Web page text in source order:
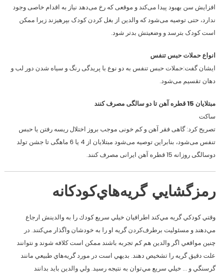
افزایش سن بهبود پیدا می‌کند و موقعی که رخ می‌دهد نیاز به اقدام خاصی وجود
ندارد، حتی توصیه می‌شود که والدین از بغل کردن کودک بپرهیزند زیرا ممکن
است کودک بترسد و وضعیتش بدتر شود.
انواع حملات حبس تنفس
ایشان گفت:‌حملات حبس تنفس به دو نوع با پریدگی رنگ و سیاه شدن دور لب و
دهان تقسیم می‌شود.
مبتلایان 15 قطره آهن تا دو سالگی مصرف کنند
ساکت
تصریح کرد:‌ گاهی فقر آهن و کم خونی موجب بروز اختلال ریسه رفتن یا حبس
تنفس می‌شود، بنابراین توصیه می‌شود مبتلایان از 4 یا 6 ماهگی تا جشن تولد
دوسالگی روزانه 15 قطره آهن ایرانی مصرف کنند.
رمزگشايي گريه‌هاي‌كودكانه
وقتي كودكي گريه مي‌كند اطرافيان خيلي سريع كودك را به والدينش ارجاع
مي‌دهند و مسئوليت برطرف‌كردن گريه او را به خودشان واگذار مي‌كنند. در
چنين مواقعي اگر والدين هم كم تجربه باشند ممكن است كلافه شوند و نتوانند
علت دقيق گريه را تشخيص دهند. بديهي است در مورد گريه‌هاي طبيعي مانند
گرسنگي و … خيلي سريع مي‌توان به نتيجه رسيد. ولي والدين بايد بدانند